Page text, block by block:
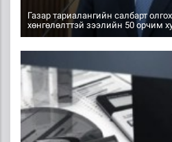
Газар тариалангийн салбарт
хөнгөлөлттэй зээлийн 50 орчим